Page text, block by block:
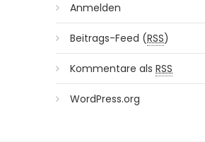
Anmelden
Beitrags-Feed (RSS)
Kommentare alsRSS
WordPress.org